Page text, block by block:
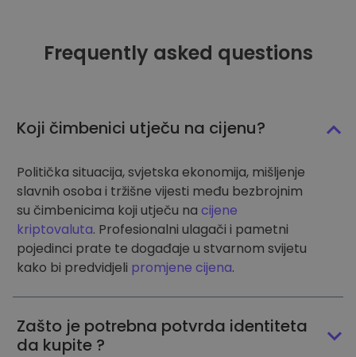
Frequently asked questions
Koji čimbenici utječu na cijenu?
Politička situacija, svjetska ekonomija, mišljenje
slavnih osoba i tržišne vijesti među bezbrojnim
su čimbenicima koji utječu na cijene
kriptovaluta. Profesionalni ulagači i pametni
pojedinci prate te događaje u stvarnom svijetu
kako bi predvidjeli promjene cijena.
Zašto je potrebna potvrda identiteta
da kupite ?